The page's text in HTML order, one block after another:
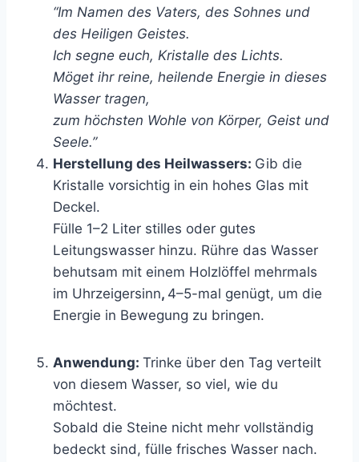
“Im Namen des Vaters, des Sohnes und
des Heiligen Geistes.
Ich segne euch, Kristalle des Lichts.
Möget ihr reine, heilende Energie in dieses
Wasser tragen,
zum höchsten Wohle von Körper, Geist und
Seele.”
Herstellung des Heilwassers: Gib die
Kristalle vorsichtig in ein hohes Glas mit
Deckel.
Fülle 1–2 Liter stilles oder gutes
Leitungswasser hinzu. Rühre das Wasser
behutsam mit einem Holzlöffel mehrmals
im Uhrzeigersinn, 4–5-mal genügt, um die
Energie in Bewegung zu bringen.
Anwendung: Trinke über den Tag verteilt
von diesem Wasser, so viel, wie du
möchtest.
Sobald die Steine nicht mehr vollständig
bedeckt sind, fülle frisches Wasser nach.